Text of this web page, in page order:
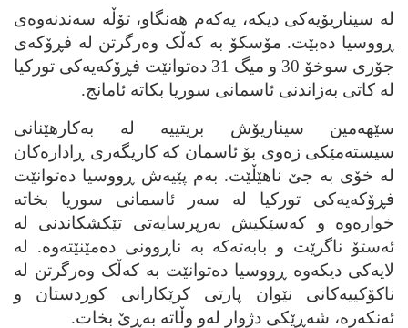
له‌ سیناریۆیه‌کی دیکه‌، یه‌که‌م هه‌نگاو، تۆڵه‌ سه‌ندنه‌وه‌ی
ڕووسیا ده‌بێت. مۆسکۆ به‌ که‌ڵک وه‌رگرتن له‌ فڕۆکه‌ی
جۆری سوخۆ 30 و میگ 31 ده‌توانێت فڕۆکه‌یه‌کی تورکیا
له‌ کاتی به‌زاندنی ئاسمانی سوریا بکاته‌ ئامانج.
سێهه‌مین سیناریۆش بریتییه‌ له‌ به‌کارهێنانی
سیسته‌مێکی زه‌وی بۆ ئاسمان که‌ کاریگه‌ری ڕاداره‌کان
له‌ خۆی به‌ جێ ناهێڵێت. به‌م پێیه‌ش ڕووسیا ده‌توانێت
فڕۆکه‌یه‌کی تورکیا له‌ سه‌ر ئاسمانی سوریا بخاته‌
خواره‌وه‌ و که‌سێکیش به‌رپرسایه‌تی تێکشکاندنی له‌
ئه‌ستۆ ناگرێت و بابه‌ته‌که‌ به‌ ناڕوونی ده‌مێنێته‌وه‌. له‌
لایه‌کی دیکه‌وه‌ ڕووسیا ده‌توانێت به‌ که‌ڵک وه‌رگرتن له‌
ناکۆکییه‌کانی نێوان پارتی کرێکارانی کوردستان و
ئه‌نکه‌ره‌، شه‌ڕێکی دژوار له‌و وڵاته‌ به‌ڕێ بخات.